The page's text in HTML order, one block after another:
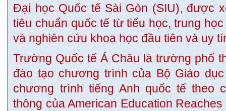
Đại học Quốc tế Sài Gòn (SIU), được
tiêu chuẩn quốc tế từ tiểu học, trung
và nghiên cứu khoa học đầu tiên và uy
Trường Quốc tế Á Châu là trường phổ
đào tạo chương trình của Bộ Giáo
chương trình tiếng Anh quốc tế theo
thông của American Education